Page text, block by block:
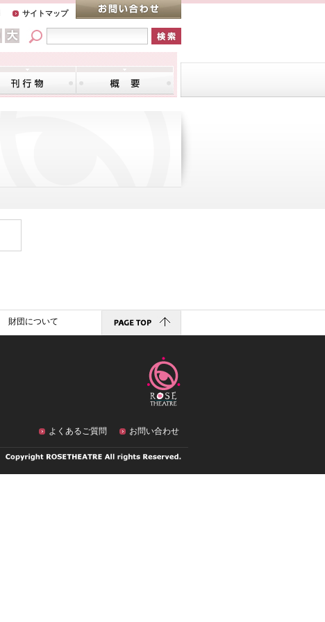
サイトマップ
財団について
よくあるご質問 お問い合わせ